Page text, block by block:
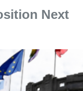
Next